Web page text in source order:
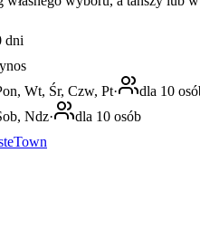
dni
Wt, Śr, Czw, Pt·
dla 10
Ndz·
dla 10 osób